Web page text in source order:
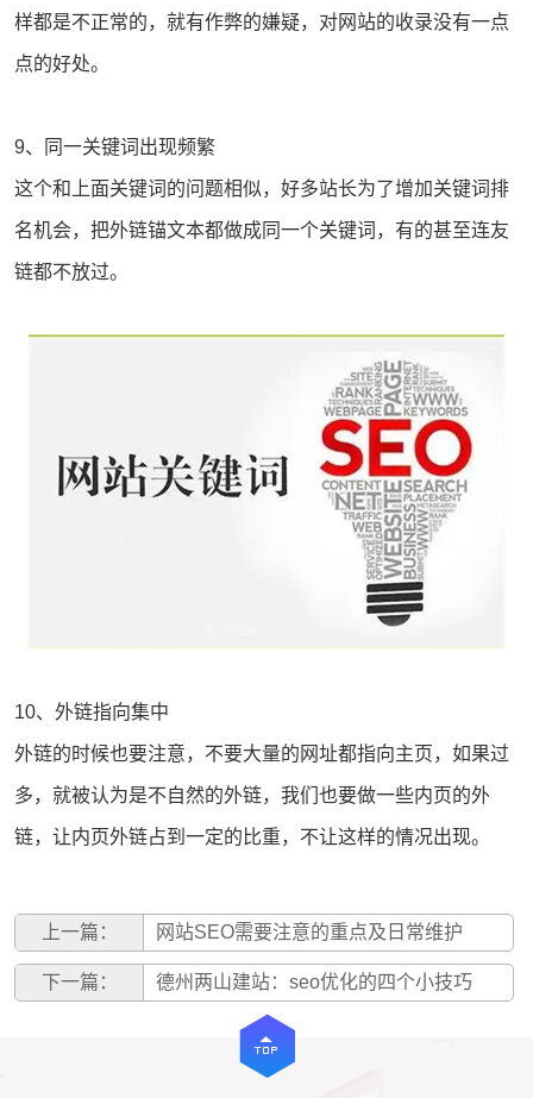
样都是不正常的，就有作弊的嫌疑，对网站的收录没有一点
点的好处。
9、同一关键词出现频繁
这个和上面关键词的问题相似，好多站长为了增加关键词排
名机会，把外链锚文本都做成同一个关键词，有的甚至连友
链都不放过。
10、外链指向集中
外链的时候也要注意，不要大量的网址都指向主页，如果过
多，就被认为是不自然的外链，我们也要做一些内页的外
链，让内页外链占到一定的比重，不让这样的情况出现。
上一篇： 网站SEO需要注意的重点及日常维护
下一篇： 德州两山建站：seo优化的四个小技巧